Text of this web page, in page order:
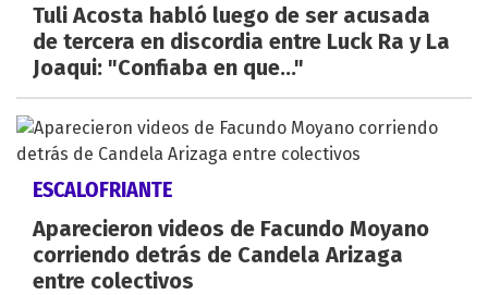
Tuli Acosta habló luego de ser acusada
de tercera en discordia entre Luck Ra y La
Joaqui: "Confiaba en que..."
ESCALOFRIANTE
Aparecieron videos de Facundo Moyano
corriendo detrás de Candela Arizaga
entre colectivos